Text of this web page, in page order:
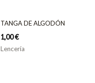
TANGA DE ALGODÓN
1,00€
Lencería